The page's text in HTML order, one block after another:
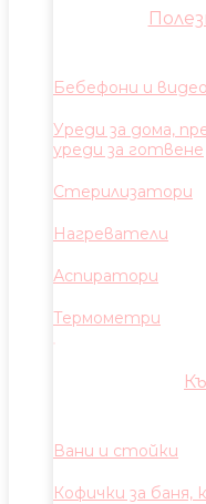
Бебефони и
Уреди за дома,
уреди за готвене
Стерилизатори
Нагреватели
Аспиратори
Термометри
Вани и стойки
Кофички за баня,